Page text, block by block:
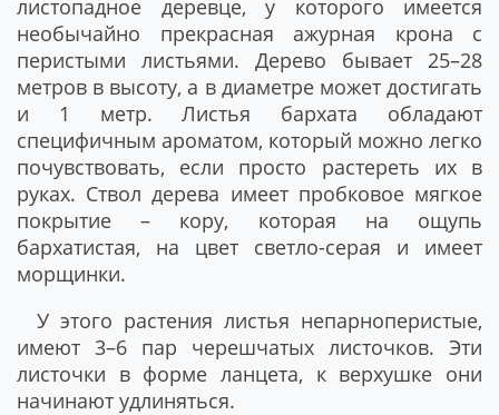
листопадное деревце, у которого имеется
необычайно прекрасная ажурная крона с
перистыми листьями. Дерево бывает 25–28
метров в высоту, а в диаметре может достигать
и 1 метр. Листья бархата обладают
специфичным ароматом, который можно легко
почувствовать, если просто растереть их в
руках. Ствол дерева имеет пробковое мягкое
покрытие – кору, которая на ощупь
бархатистая, на цвет светло-серая и имеет
морщинки.
У этого растения листья непарноперистые,
имеют 3–6 пар черешчатых листочков. Эти
листочки в форме ланцета, к верхушке они
начинают удлиняться.